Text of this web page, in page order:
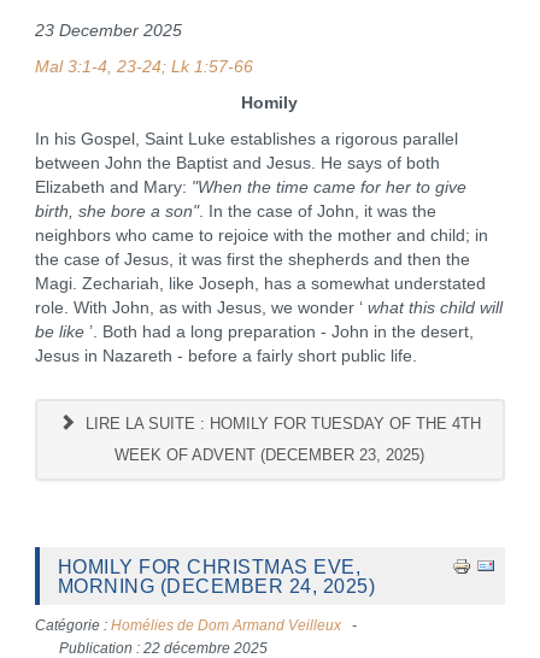
23 December 2025
Mal 3:1-4, 23-24; Lk 1:57-66
Homily
In his Gospel, Saint Luke establishes a rigorous parallel
between John the Baptist and Jesus. He says of both
Elizabeth and Mary: "When the time came for her to give
birth, she bore a son". In the case of John, it was the
neighbors who came to rejoice with the mother and child; in
the case of Jesus, it was first the shepherds and then the
Magi. Zechariah, like Joseph, has a somewhat understated
role. With John, as with Jesus, we wonder ‘ what this child will
be like’. Both had a long preparation - John in the desert,
Jesus in Nazareth - before a fairly short public life.
LIRE LA SUITE : HOMILY FOR TUESDAY OF THE 4TH
WEEK OF ADVENT (DECEMBER 23, 2025)
HOMILY FOR CHRISTMAS EVE,
MORNING (DECEMBER 24, 2025)
Catégorie : Homélies de Dom Armand Veilleux
Publication : 22 décembre 2025